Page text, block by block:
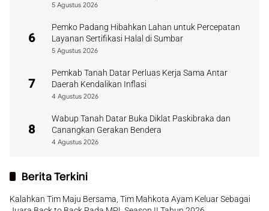
5 Agustus 2026
6
Pemko Padang Hibahkan Lahan untuk Percepatan
Layanan Sertifikasi Halal di Sumbar
5 Agustus 2026
7
Pemkab Tanah Datar Perluas Kerja Sama Antar
Daerah Kendalikan Inflasi
4 Agustus 2026
8
Wabup Tanah Datar Buka Diklat Paskibraka dan
Canangkan Gerakan Bendera
4 Agustus 2026
Berita Terkini
Kalahkan Tim Maju Bersama, Tim Mahkota Ayam Keluar Sebagai